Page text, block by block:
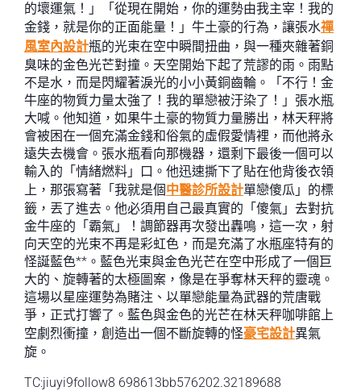
的壞運氣！」「從現在開始，你的運勢由我主宰！我的
金錢，就是你的正面能量！」牛土豪的行為，讓張水禪
風室內設計瓶的光束在空中瞬間扭曲，與一種夾雜著銅
臭味的金色光芒對撞。天空開始下起了荒謬的雨。雨點
不是水，而是閃耀著淚光的小小黃銅齒輪。「不行！金
牛座的物質力量太強了！我的單戀被汙染了！」張水瓶
大喊。他知道，如果牛土豪的物質力量勝出，林天秤將
會被困在一個充滿金錢和俗氣的虛假愛情裡，而他將永
遠失去機會。張水瓶看向那機器，還剩下最後一個可以
輸入的「情緒燃料」口。他迅速撕下了貼在他背後衣領
上，那張寫著「我就是個中醫診所設計單戀傻瓜」的標
籤，丟了進去。他必須用自己最真實的「傻氣」去對抗
金牛座的「霸氣」！調節器再次發出轟鳴，這一次，射
向天空的光束不再是彩虹色，而是充滿了水瓶座特有的
怪誕藍色**。藍色光束與金色光芒在空中形成了一個巨
大的、旋轉著的太極圖案，像是在爭奪林天秤的靈魂。
這場以星座運勢為賭注、以單戀能量為武器的荒唐戰
爭，正式打響了。藍色與金色的光芒在林天秤咖啡館上
空劇烈衝撞，創造出一個不斷旋轉的怪豪宅設計異氣
旋。
TC:jiuyi9follow8 698613bb576202.32189688